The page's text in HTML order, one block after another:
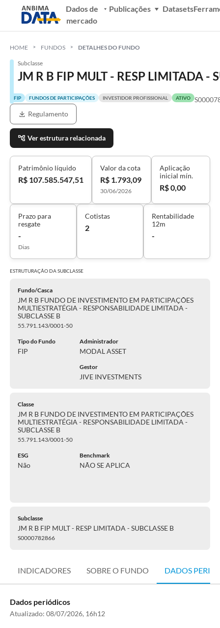
Dados de
mercado
Publicações Datasets
HOME FUNDOS DETALHES DO FUNDO
Subclasse
JM R B FIP MULT - RESP LIMITADA -
FIP FUNDOS DE PARTICIPAÇÕES INVESTIDOR PROFISSIONAL ATIVO
Regulamento
Ver estrutura relacionada
Patrimônio líquido
R$ 107.585.547,51
Valor da cota
R$ 1.793,09
30/06/2026
Aplicação
inicial mín.
R$ 0,00
Prazo para
resgate
-
Dias
Cotistas
2
Rentabilidade
12m
-
ESTRUTURAÇÃO DASUBCLASSE
Fundo/Casca
JM R B FUNDO DE INVESTIMENTO EM PARTICIPAÇÕES
MULTIESTRATÉGIA - RESPONSABILIDADE LIMITADA -
SUBCLASSE B
55.791.143/0001-50
Tipo do Fundo
FIP
Administrador
MODAL ASSET
Gestor
JIVE INVESTMENTS
Classe
JM R B FUNDO DE INVESTIMENTO EM PARTICIPAÇÕES
MULTIESTRATÉGIA - RESPONSABILIDADE LIMITADA -
SUBCLASSE B
55.791.143/0001-50
ESG
Não
Benchmark
NÃO SE APLICA
Subclasse
JM R B FIP MULT - RESP LIMITADA - SUBCLASSE B
S0000782866
INDICADORES SOBRE O FUNDO DADOS
Dados periódicos
Atualizado: 08/07/2026, 16h12